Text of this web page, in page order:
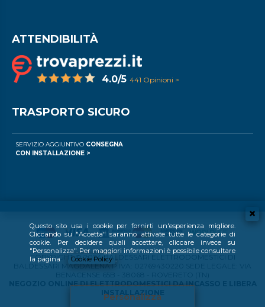
Questo sito usa i cookie per fornirti un'esperienza migliore.
Cliccando su "Accetta" saranno attivate tutte le categorie di
cookie. Per decidere quali accettare, cliccare invece su
"Personalizza". Per maggiori informazioni è possibile consultare
la pagina
Cookie Policy .
Personalizza
ATTENDIBILITÀ
4.0/5 441 Opinioni >
TRASPORTO SICURO
SERVIZIO AGGIUNTIVO CONSEGNA
CON INSTALLAZIONE >
COPYRIGHT © 2024 BALDESSARI ELETTRODOMESTICI DI
BALDESSARI MAGDALENA P.IVA: 02769430220 SEDE LEGALE: VIA
NEGOZIO ONLINE DI ELETTRODOMESTICI DA INCASSO E LIBERA
INSTALLAZIONE